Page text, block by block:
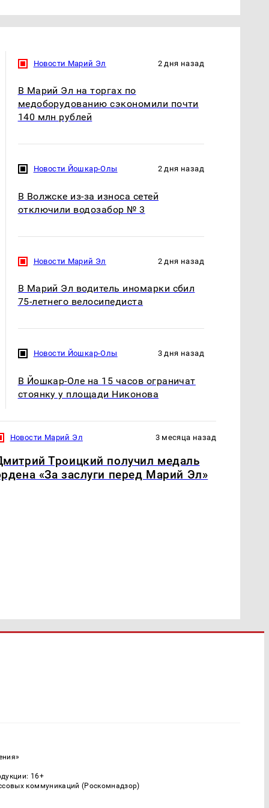
Новости Марий Эл 2 дня назад
В Марий Эл на торгах по
медоборудованию сэкономили почти
140 млн рублей
Новости Йошкар-Олы 2 дня назад
В Волжске из-за износа сетей
отключили водозабор № 3
Новости Марий Эл 2 дня назад
В Марий Эл водитель иномарки сбил
75-летнего велосипедиста
Новости Йошкар-Олы 3 дня назад
В Йошкар-Оле на 15 часов ограничат
стоянку у площади Никонова
Новости Марий Эл 3 месяца назад
Троицкий получил медаль
«За заслуги перед Марий Эл»
16+
коммуникаций (Роскомнадзор)